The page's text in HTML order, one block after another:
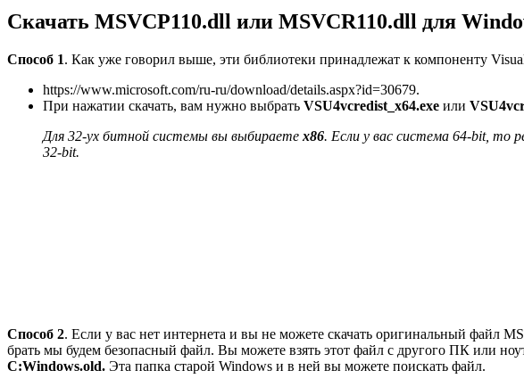
Скачать MSVCP110.dll или MSVCR110.dll для
Способ 1. Как уже говорил выше, эти библиотеки принадлежат к компоненту
https://www.microsoft.com/ru-ru/download/details.aspx?id=30679.
При нажатии скачать, вам нужно выбрать VSU4vcredist_x64.exe или
Для 32-ух битной системы вы выбираете x86. Если у вас система 64-bit, то
32-bit.
Способ 2. Если у вас нет интернета и вы не можете скачать оригинальный файл
брать мы будем безопасный файл. Вы можете взять этот файл с другого ПК или
C:Windows.old. Эта папка старой Windows и в ней вы можете поискать файл.